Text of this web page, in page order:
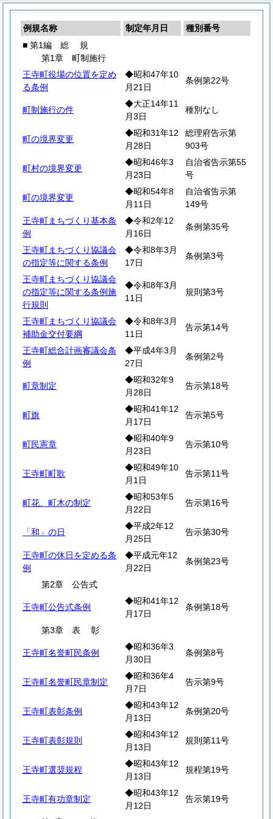
例規名称 制定年月日
種別番号
■ 第1編 総 規
第1章 町制施行
王寺町役場の位置を定め
る条例
◆昭和47年10
月21日
条例第22号
町制施行の件
◆大正14年11
月3日
種別なし
町の境界変更
◆昭和31年12
月28日
総理府告示第
903号
町村の境界変更
◆昭和46年3
月23日
自治省告示第55
号
町の境界変更
◆昭和54年8
月11日
自治省告示第
149号
王寺町まちづくり基本条
例
◆令和2年12
月16日
条例第35号
王寺町まちづくり協議会
の指定等に関する条例
◆令和8年3月
17日
条例第3号
王寺町まちづくり協議会
の指定等に関する条例施
行規則
◆令和8年3月
11日
規則第3号
王寺町まちづくり協議会
補助金交付要綱
◆令和8年3月
11日
告示第14号
王寺町総合計画審議会条
例
◆平成4年3月
27日
条例第2号
町章制定
◆昭和32年9
月28日
告示第18号
町旗
◆昭和41年12
月17日
告示第5号
町民憲章
◆昭和40年9
月23日
告示第10号
王寺町町歌
◆昭和49年10
月1日
告示第11号
町花、町木の制定
◆昭和53年5
月22日
告示第16号
「和」の日
◆平成2年12
月25日
告示第30号
王寺町の休日を定める条
例
◆平成元年12
月22日
条例第23号
第2章 公告式
王寺町公告式条例
◆昭和41年12
月17日
条例第18号
第3章 表彰
王寺町名誉町民条例
◆昭和36年3
月30日
条例第8号
王寺町名誉町民章制定
◆昭和36年4
月7日
告示第9号
王寺町表彰条例
◆昭和43年12
月13日
条例第20号
王寺町表彰規則
◆昭和43年12
月13日
規則第11号
王寺町選奨規程
◆昭和43年12
月13日
規程第19号
王寺町有功章制定
◆昭和43年12
月12日
告示第19号